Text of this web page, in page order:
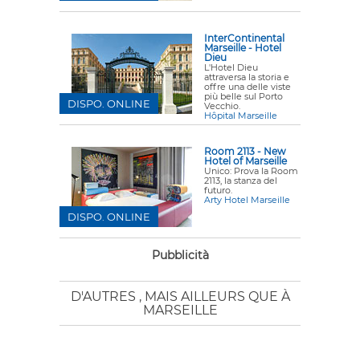
InterContinental
Marseille - Hotel
Dieu
L'Hotel Dieu
attraversa la storia e
offre una delle viste
più belle sul Porto
Vecchio.
Hôpital Marseille
DISPO. ONLINE
Room 2113 - New
Hotel of Marseille
Unico: Prova la Room
2113, la stanza del
futuro.
Arty Hotel Marseille
DISPO. ONLINE
Pubblicità
D'AUTRES , MAIS AILLEURS QUE À
MARSEILLE